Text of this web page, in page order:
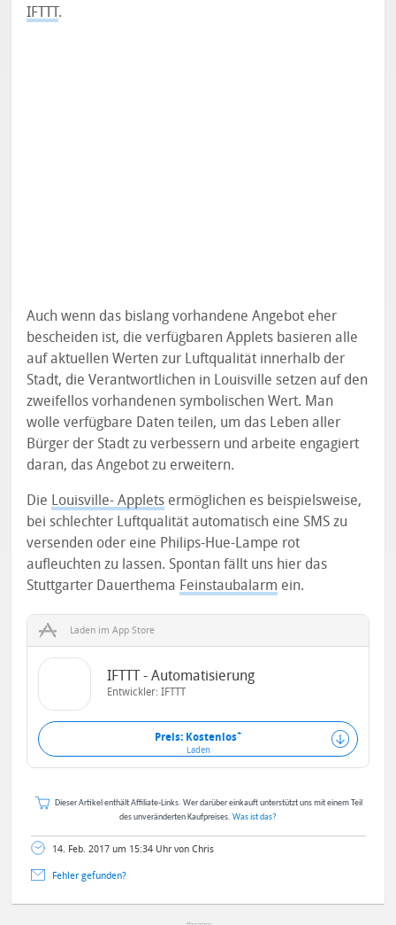
IFTTT.
Auch wenn das bislang vorhandene Angebot eher
bescheiden ist, die verfügbaren Applets basieren alle
auf aktuellen Werten zur Luftqualität innerhalb der
Stadt, die Verantwortlichen in Louisville setzen auf den
zweifellos vorhandenen symbolischen Wert. Man
wolle verfügbare Daten teilen, um das Leben aller
Bürger der Stadt zu verbessern und arbeite engagiert
daran, das Angebot zu erweitern.
Die Louisville- Applets ermöglichen es beispielsweise,
bei schlechter Luftqualität automatisch eine SMS zu
versenden oder eine Philips-Hue-Lampe rot
aufleuchten zu lassen. Spontan fällt uns hier das
Stuttgarter Dauerthema Feinstaubalarm ein.
Laden im App Store
IFTTT - Automatisierung
Entwickler:IFTTT
Preis: Kostenlos+
Laden
Dieser Artikel enthält Affiliate-Links. Wer darüber einkauft unterstützt uns mit einem Teil
des unveränderten Kaufpreises. Was ist das?
14. Feb. 2017 um 15:34 Uhr von Chris
Fehler gefunden?